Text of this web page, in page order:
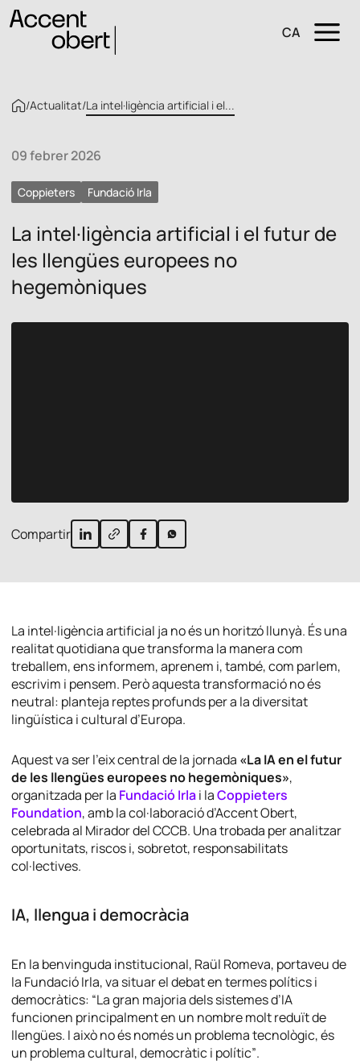
CA
/Actualitat/La intel·ligència artificial i el...
09 febrer 2026
Coppieters Fundació Irla
La intel·ligència artificial i el futur de
les llengües europees no
hegemòniques
Compartir
La intel·ligència artificial ja no és un horitzó llunyà. És una
realitat quotidiana que transforma la manera com
treballem, ens informem, aprenem i, també, com parlem,
escrivim i pensem. Però aquesta transformació no és
neutral: planteja reptes profunds per a la diversitat
lingüística i cultural d’Europa.
Aquest va ser l’eix central de la jornada «La IA en el futur
de les llengües europees no hegemòniques»,
organitzada per la Fundació Irlai laCoppieters
Foundation, amb la col·laboració d’Accent Obert,
celebrada al Mirador del CCCB. Una trobada per analitzar
oportunitats, riscos i, sobretot, responsabilitats
col·lectives.
IA, llengua i democràcia
En la benvinguda institucional, Raül Romeva, portaveu de
la Fundació Irla, va situar el debat en termes polítics i
democràtics: “La gran majoria dels sistemes d’IA
funcionen principalment en un nombre molt reduït de
llengües. I això no és només un problema tecnològic, és
un problema cultural, democràtic i polític”.